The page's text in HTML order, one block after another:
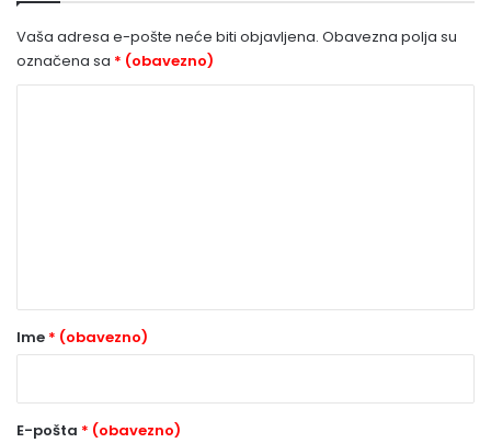
Vaša adresa e-pošte neće biti objavljena. Obavezna polja su
označena sa * (obavezno)
r
o
Ime * (obavezno)
E-pošta * (obavezno)